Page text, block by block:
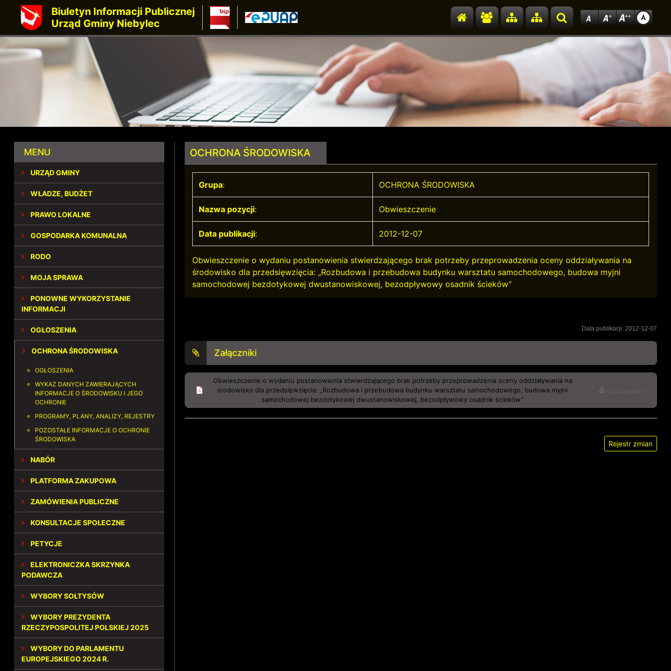
Biuletyn Informacji Publicznej
Urząd Gminy Niebylec
Przejdź do strony głównej
Przejdź do redakcji
Przejdź do mapy strony
Przejdź do mapy strony
Szukaj
MENU
URZĄD GMINY
WŁADZE, BUDŻET
PRAWO LOKALNE
GOSPODARKA KOMUNALNA
RODO
MOJA SPRAWA
PONOWNE WYKORZYSTANIE
INFORMACJI
OGŁOSZENIA
OCHRONA ŚRODOWISKA
OGŁOSZENIA
WYKAZ DANYCH ZAWIERAJĄCYCH
INFORMACJE O ŚRODOWISKU I JEGO
OCHRONIE
PROGRAMY, PLANY, ANALIZY, REJESTRY
POZOSTAŁE INFORMACJE O OCHRONIE
ŚRODOWISKA
NABÓR
PLATFORMA ZAKUPOWA
ZAMÓWIENIA PUBLICZNE
KONSULTACJE SPOŁECZNE
PETYCJE
ELEKTRONICZKA SKRZYNKA
PODAWCZA
WYBORY SOŁTYSÓW
WYBORY PREZYDENTA
RZECZYPOSPOLITEJ POLSKIEJ 2025
WYBORY DO PARLAMENTU
EUROPEJSKIEGO 2024 R.
OCHRONA ŚRODOWISKA
Grupa: OCHRONA ŚRODOWISKA
Nazwa pozycji: Obwieszczenie
Data publikacji: 2012-12-07
Obwieszczenie o wydaniu postanowienia stwierdzającego brak potrzeby przeprowadzenia oceny oddziaływania na
środowisko dla przedsięwzięcia: „Rozbudowa i przebudowa budynku warsztatu samochodowego, budowa myjni
samochodowej bezdotykowej dwustanowiskowej, bezodpływowy osadnik ścieków”
Data publikacji: 2012-12-07
Załączniki
Obwieszczenie o wydaniu postanowienia stwierdzającego brak potrzeby przeprowadzenia oceny oddziaływania na
środowisko dla przedsięwzięcia: „Rozbudowa i przebudowa budynku warsztatu samochodowego, budowa myjni
samochodowej bezdotykowej dwustanowiskowej, bezodpływowy osadnik ścieków”
Rejestr zmian